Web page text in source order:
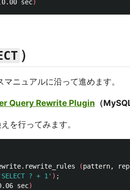
0.00 sec)
）
ニュアルに沿って進めます。
Query Rewrite Plugin （
を行ってみます。
(pattern,
? + 1' ) ;
sec)